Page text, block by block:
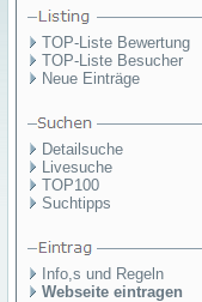
TOP-Liste Bewertung
TOP-Liste Besucher
Neue Einträge
Detailsuche
Livesuche
TOP100
Suchtipps
Info,s und Regeln
Webseite eintragen